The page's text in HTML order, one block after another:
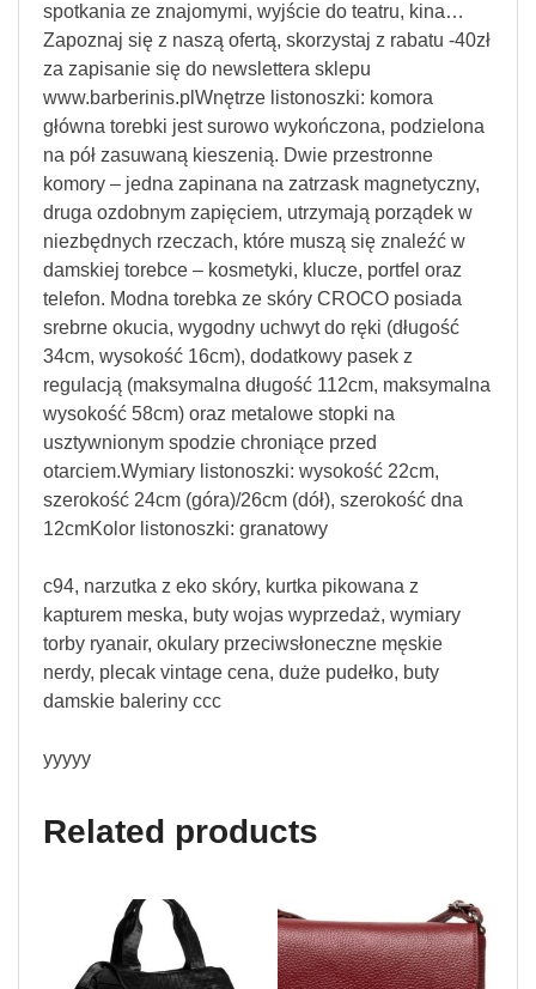
spotkania ze znajomymi, wyjście do teatru, kina…
Zapoznaj się z naszą ofertą, skorzystaj z rabatu -40zł
za zapisanie się do newslettera sklepu
www.barberinis.plWnętrze listonoszki: komora
główna torebki jest surowo wykończona, podzielona
na pół zasuwaną kieszenią. Dwie przestronne
komory – jedna zapinana na zatrzask magnetyczny,
druga ozdobnym zapięciem, utrzymają porządek w
niezbędnych rzeczach, które muszą się znaleźć w
damskiej torebce – kosmetyki, klucze, portfel oraz
telefon. Modna torebka ze skóry CROCO posiada
srebrne okucia, wygodny uchwyt do ręki (długość
34cm, wysokość 16cm), dodatkowy pasek z
regulacją (maksymalna długość 112cm, maksymalna
wysokość 58cm) oraz metalowe stopki na
usztywnionym spodzie chroniące przed
otarciem.Wymiary listonoszki: wysokość 22cm,
szerokość 24cm (góra)/26cm (dół), szerokość dna
12cmKolor listonoszki: granatowy
c94, narzutka z eko skóry, kurtka pikowana z
kapturem meska, buty wojas wyprzedaż, wymiary
torby ryanair, okulary przeciwsłoneczne męskie
nerdy, plecak vintage cena, duże pudełko, buty
damskie baleriny ccc
yyyyy
Related products